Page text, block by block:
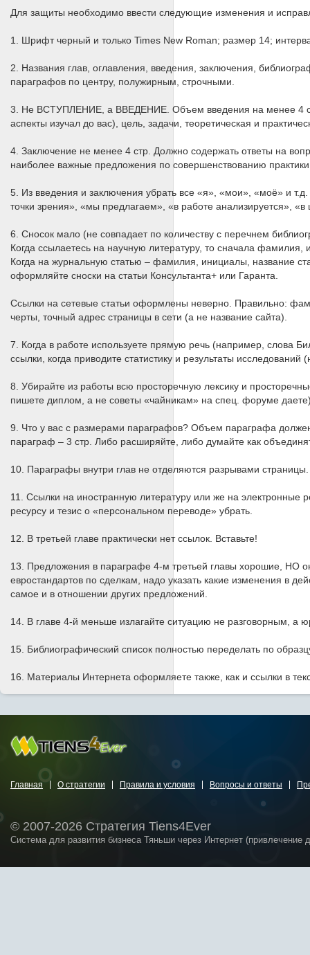
Для защиты необходимо ввести следующие изменения и
1. Шрифт черный и только Times New Roman; размер 14;
2. Названия глав, оглавления, введения, заключения,
параграфов по центру, полужирным, строчными.
3. Не ВСТУПЛЕНИЕ, а ВВЕДЕНИЕ. Объем введения на менее 4
аспекты изучал до вас), цель, задачи, теоретическая и
4. Заключение не менее 4 стр. Должно содержать ответы на
наиболее важные предложения по совершенствованию
5. Из введения и заключения убрать все «я», «мои», «моё» и
точки зрения», «мы предлагаем», «в работе анализируется»,
6. Сносок мало (не совпадает по количеству с перечнем
Когда ссылаетесь на научную литературу, то сначала
Когда на журнальную статью – фамилия, инициалы, название
оформляйте сноски на статьи Консультанта+ или Гаранта.
Ссылки на сетевые статьи оформлены неверно. Правильно:
черты, точный адрес страницы в сети (а не название сайта).
7. Когда в работе используете прямую речь (например, слова
ссылки, когда приводите статистику и результаты
8. Убирайте из работы всю просторечную лексику и
пишете диплом, а не советы «чайникам» на спец. форуме
9. Что у вас с размерами параграфов? Объем параграфа
параграф – 3 стр. Либо расширяйте, либо думайте как
10. Параграфы внутри глав не отделяются разрывами
11. Ссылки на иностранную литературу или же на электронные
ресурсу и тезис о «персональном переводе» убрать.
12. В третьей главе практически нет ссылок. Вставьте!
13. Предложения в параграфе 4-м третьей главы хорошие, НО
евростандартов по сделкам, надо указать какие изменения в
самое и в отношении других предложений.
14. В главе 4-й меньше излагайте ситуацию не разговорным, а
15. Библиографический список полностью переделать по
16. Материалы Интернета оформляете также, как и ссылки в
Главная О стратегии Правила и условия Вопросы и ответы
© 2007-2026 Стратегия Tiens4Ever
Система для развития бизнеса Тяньши через Интернет (привлечение